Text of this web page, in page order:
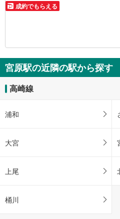
成約でもらえる
宮原駅の近隣の駅から探す
高崎線
浦和
大宮
上尾
桶川